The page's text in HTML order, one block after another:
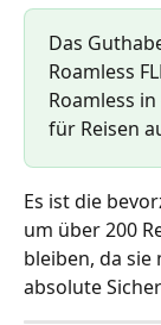
Das
Roamless
Roamless
für Reisen
Es ist die
um über 200
bleiben, da
absolute